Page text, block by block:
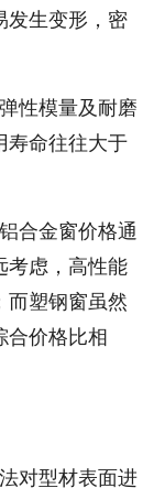
发生变形，密
性模量及耐磨
寿命往往大于
合金窗价格通
考虑，高性能
而塑钢窗虽然
合价格比相
对型材表面进